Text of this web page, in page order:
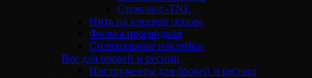
Стемпинг-TNL
Нить на клеевой основе
Фольга переводная
Силиконовые наклейки
Все для бровей и ресниц
Инструменты для бровей и ресниц